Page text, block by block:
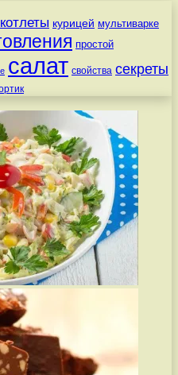
котлеты курицей мультиварке
простой
салат свойства секреты